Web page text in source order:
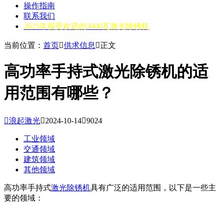
操作指南
联系我们
2025年很受欢迎的3000瓦激光除锈机
当前位置： 首页供求信息 正文
高功率手持式激光除锈机的适
用范围有哪些？
浪起激光2024-10-149024
工业领域
交通领域
建筑领域
其他领域
高功率手持式激光除锈机具有广泛的适用范围，以下是一些主
要的领域：